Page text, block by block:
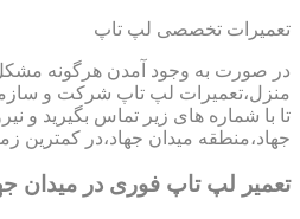
تعمیرات تخصصی لپ تاپ
در صورت به وجود آمدن هرگونه مشکل
منزل،تعمیرات لپ تاپ شرکت و
تا با شماره های زیر تماس بگیرید و
جهاد،منطقه میدان جهاد،در کمترین
تعمیر لپ تاپ فوری در میدان